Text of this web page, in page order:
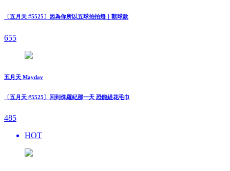
〔五月天 #5525〕因為你所以五球拍拍燈｜獸球款
655
五月天 Mayday
〔五月天 #5525〕回到侏羅紀那一天 恐龍緹花毛巾
485
HOT